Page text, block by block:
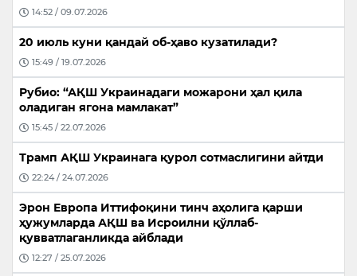
14:52 / 09.07.2026
20 июль куни қандай об-ҳаво кузатилади?
15:49 / 19.07.2026
Рубио: “АҚШ Украинадаги можарони ҳал қила
оладиган ягона мамлакат”
15:45 / 22.07.2026
Трамп АҚШ Украинага қурол сотмаслигини айтди
22:24 / 24.07.2026
Эрон Европа Иттифоқини тинч аҳолига қарши
ҳужумларда АҚШ ва Исроилни қўллаб-
қувватлаганликда айблади
12:27 / 25.07.2026